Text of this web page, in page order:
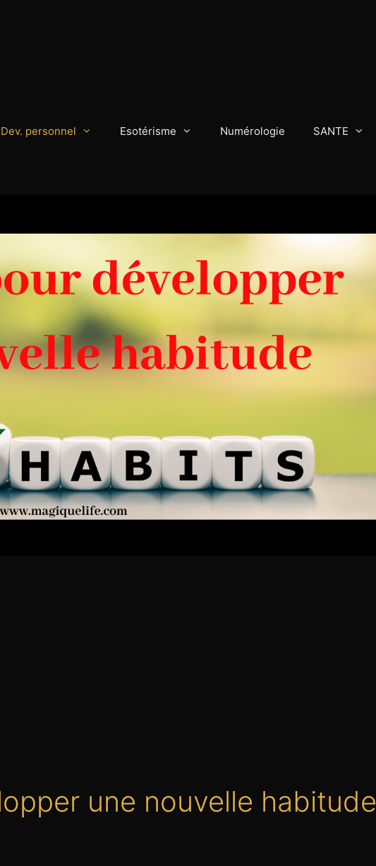
Dev. personnel Esotérisme Numérologie SANTE
une nouvelle habitude